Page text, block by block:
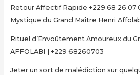
Ultra-
Rapide
Multiplier
Votre
Retour Affectif Rapide +229 68 26 07
Mystique du Grand Maître Henri
Rituel d’Envoûtement Amoureux du
AFFOLABI | +229 68260703
Jeter un sort de malédiction sur